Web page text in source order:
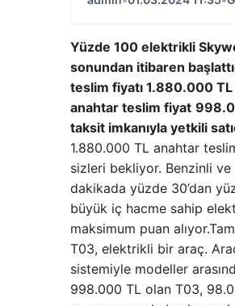
Yüzde 100 elektrikli
sonundan itibaren
teslim fiyatı 1.880.000 TL
anahtar teslim fiyat
taksit imkanıyla yetkili
1.880.000 TL anahtar
sizleri bekliyor. Benzinli
dakikada yüzde 30’dan
büyük iç hacme sahip
maksimum puan
T03, elektrikli bir araç.
sistemiyle modeller
998.000 TL olan T03,